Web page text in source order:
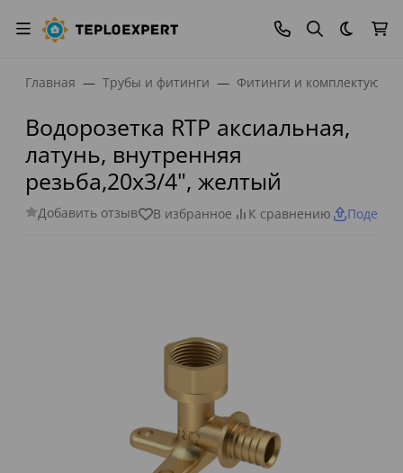
Темная
Главная Трубы и фитинги Фитинги и
Водорозетка RTP аксиальная,
латунь, внутренняя
резьба,20х3/4", желтый
Добавить отзыв В избранное К сравнению